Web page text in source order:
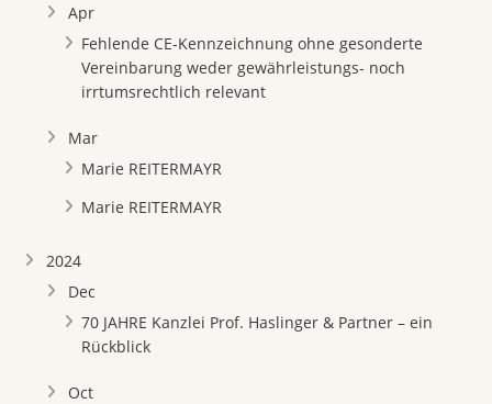
Apr
Fehlende CE-Kennzeichnung ohne gesonderte
Vereinbarung weder gewährleistungs- noch
irrtumsrechtlich relevant
Mar
Marie REITERMAYR
Marie REITERMAYR
2024
Dec
70 JAHRE Kanzlei Prof. Haslinger & Partner – ein
Rückblick
Oct